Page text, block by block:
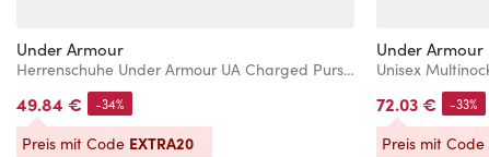
Under Armour
Herrenschuhe Under Armour UA Charged Pursuit 4 BL
49.84 € -34%
Preis mit Code EXTRA20
Under Armour
72.03 € -33%
Preis mit Code